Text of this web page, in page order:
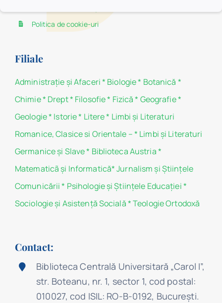
Politica de cookie-uri
Filiale
Administraţie şi Afaceri* Biologie* Botanică *
Chimie* Drept* Filosofie* Fizică * Geografie*
Geologie* Istorie* Litere* Limbi și Literaturi
Romanice, Clasice si Orientale –* Limbi și Literaturi
Germanice şi Slave* Biblioteca Austria*
Matematicã și Informatică*Jurnalism şi Ştiinţele
Comunicării * Psihologie şi Ştiinţele Educaţiei*
Sociologie şi Asistenţă Socială*Teologie Ortodoxă
Contact:
Biblioteca Centrală Universitară „Carol I”,
str. Boteanu, nr. 1, sector 1, cod postal:
010027, cod ISIL: RO-B-0192, Bucureşti.